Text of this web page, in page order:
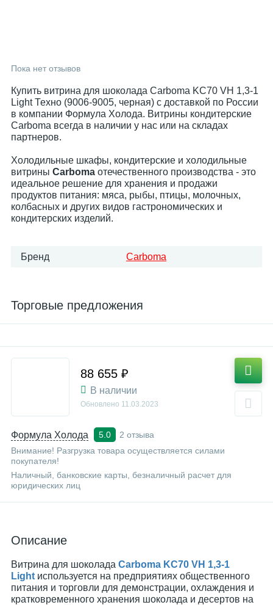
Пока нет отзывов
Купить витрина для шоколада Carboma KC70 VH 1,3-1
Light Техно (9006-9005, черная) с доставкой по России
в компании Формула Холода. Витрины кондитерские
Carboma всегда в наличии у нас или на складах
партнеров.
Холодильные шкафы, кондитерские и холодильные
витрины Carboma отечественного производства - это
идеальное решение для хранения и продажи
продуктов питания: мяса, рыбы, птицы, молочных,
колбасных и других видов гастрономических и
кондитерских изделий.
Бренд Carboma
Торговые предложения
Формула Холода 5.0
2 отзыва
Внимание! Разгрузка товара осуществляется силами
покупателя!
Наличный, банковские карты, безналичный расчет для
юридических лиц
88 655 ₽
В наличии
Обновлено 11.03.2023
Описание
Витрина для шоколада​ Carboma KC70 VH 1,3-1
Light используется на предприятиях общественного
питания и торговли для демонстрации, охлаждения и
кратковременного хранения шоколада и десертов на